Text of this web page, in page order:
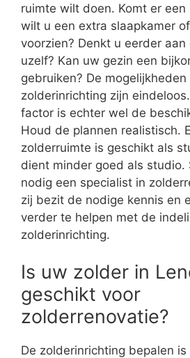
ruimte wilt doen. Komt er
wilt u een extra slaapkamer
voorzien? Denkt u eerder
uzelf? Kan uw gezin een
gebruiken? De mogelijkheden
zolderinrichting zijn
factor is echter wel de
Houd de plannen realistisch.
zolderruimte is geschikt als
dient minder goed als studio.
nodig een specialist in
zij bezit de nodige kennis en
verder te helpen met de
zolderinrichting.
Is uw zolder in
geschikt voor
zolderrenovatie?
De zolderinrichting bepalen